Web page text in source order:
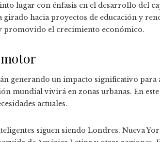
lugar con énfasis en el desarrollo del
hacia proyectos de educación y
promovido el crecimiento económico.
generando un impacto significativo para
mundial vivirá en zonas urbanas. En
actuales.
siguen siendo Londres, Nueva